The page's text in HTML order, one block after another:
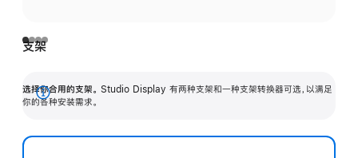
支架
选择你合用的支架。 Studio Display 有两种支架和一种支架转换器可选，以满足
你的各种安装需求。
展